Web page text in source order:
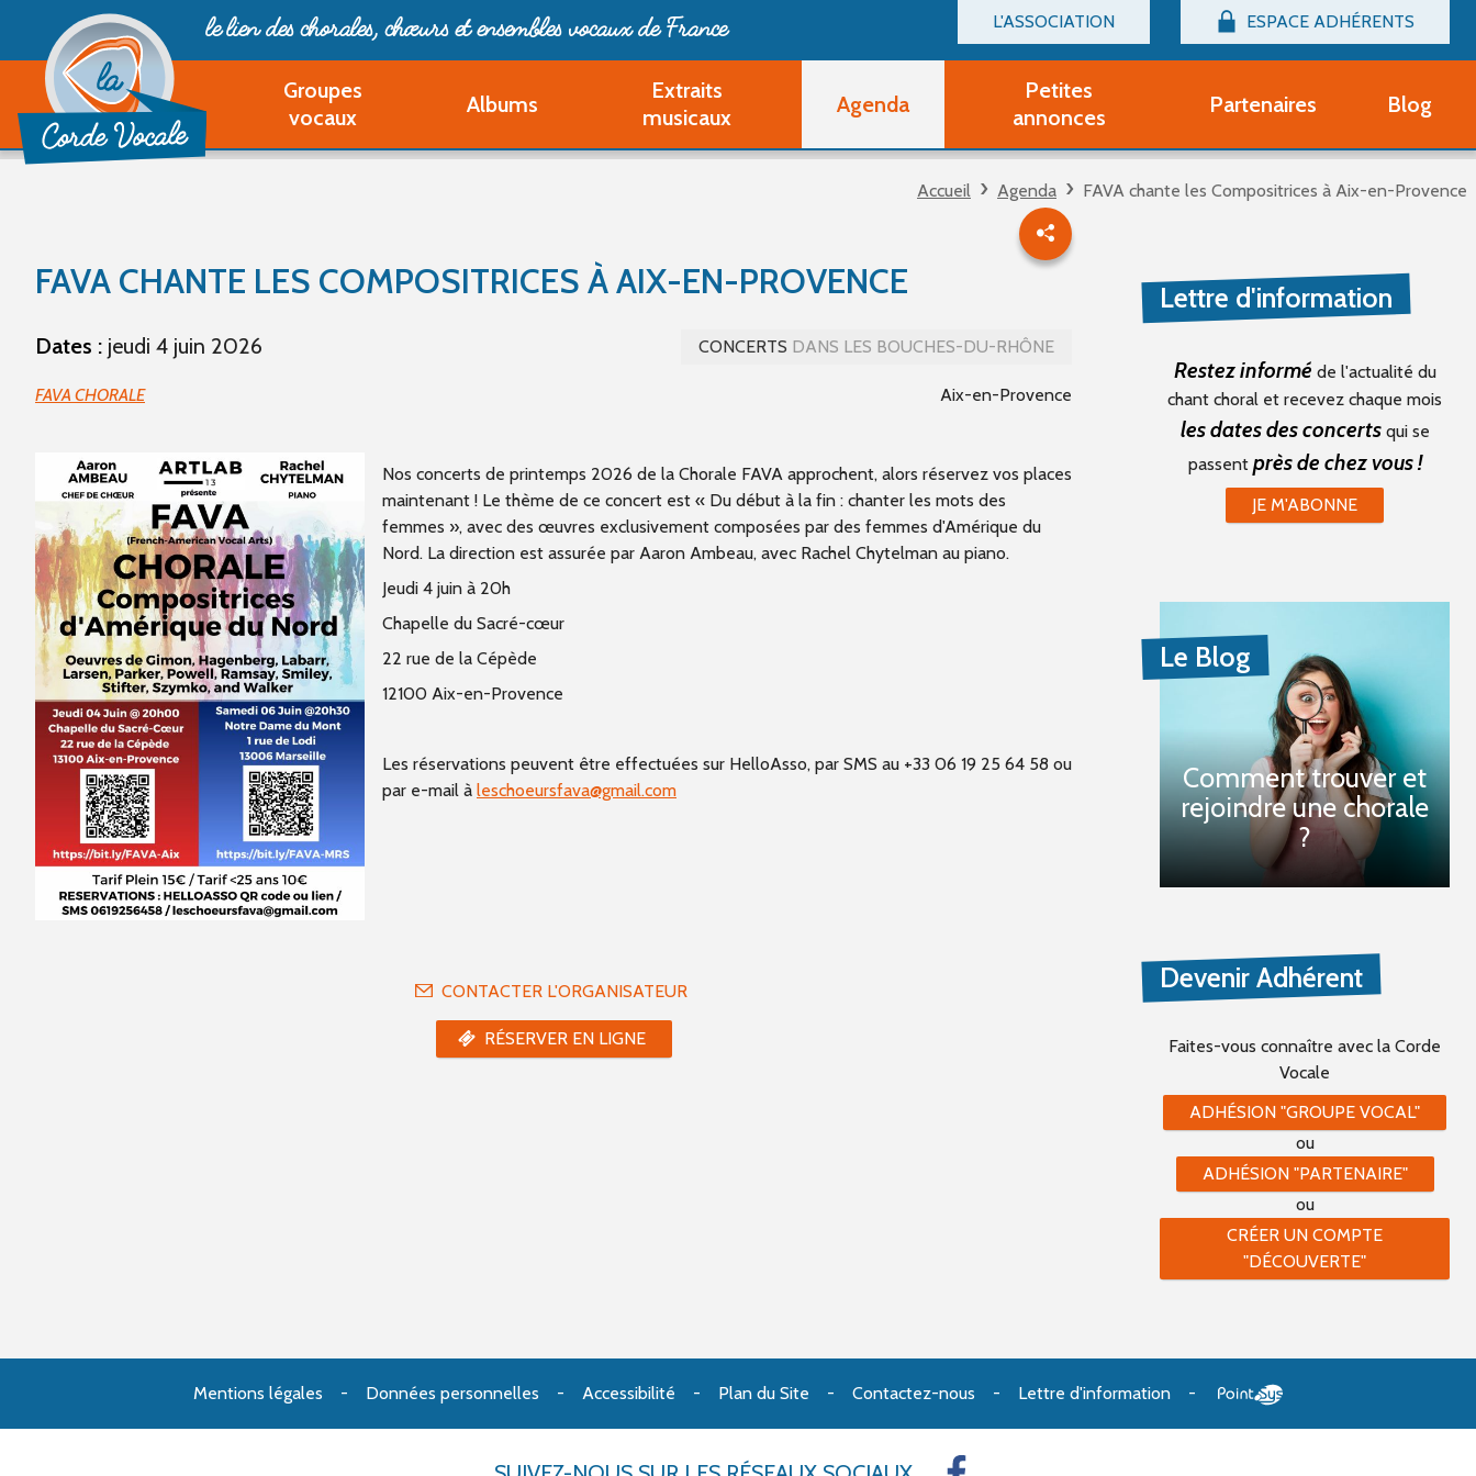
L'ASSOCIATION
Billetterie
Devenir adhérent Groupe Vocal
Devenir adhérent Partenaire
Ouvrir un compte Découverte
Questions fréquentes
ESPACE ADHÉRENTS
Connexion
le lien des chorales, chœurset ensembles vocaux de France
Groupes
vocaux
Albums
Extraits
musicaux
Agenda
Petites
annonces
Partitions d'occasion
Autres
Partenaires Blog
Accueil Agenda FAVA chante les Compositrices à Aix-en-Provence
FAVA CHANTE LES COMPOSITRICES À AIX-EN-PROVENCE
Dates : jeudi 4 juin 2026 CONCERTS DANS LES BOUCHES-DU-RHÔNE
Aix-en-Provence
FAVA CHORALE
Nos concerts de printemps 2026 de la Chorale FAVA approchent, alors réservez vos places
maintenant ! Le thème de ce concert est « Du début à la fin : chanter les mots des
femmes », avec des œuvres exclusivement composées par des femmes d'Amérique du
Nord. La direction est assurée par Aaron Ambeau, avec Rachel Chytelman au piano.
Jeudi 4 juin à 20h
Chapelle du Sacré-cœur
22 rue de la Cépède
12100 Aix-en-Provence
Les réservations peuvent être effectuées sur HelloAsso, par SMS au +33 06 19 25 64 58 ou
par e-mail à leschoeursfava@gmail.com
CONTACTER L'ORGANISATEUR
RÉSERVER EN LIGNE
Lettre d'information
Restez informé de l'actualité du
chant choral et recevez chaque mois
les dates des concertsqui se
passent près de chez vous !
JE M'ABONNE
Le Blog
Comment trouver et
rejoindre une chorale
?
Devenir Adhérent
Faites-vous connaître avec la Corde
Vocale
ADHÉSION "GROUPE VOCAL"
ou
ADHÉSION "PARTENAIRE"
ou
CRÉER UN COMPTE
"DÉCOUVERTE"
Mentions légales Données personnelles Accessibilité Plan du Site Contactez-nous Lettre d'information